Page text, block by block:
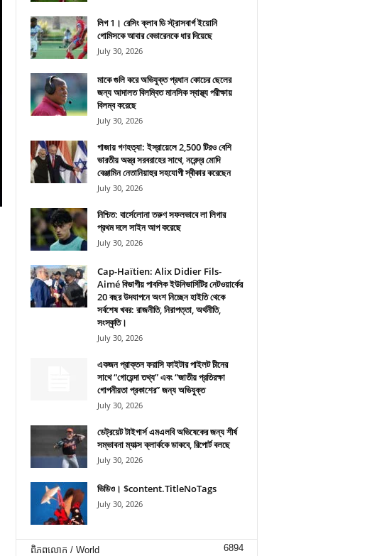
লিগ 1। রেসিং ক্লাব ডি স্ট্রাসবার্গ ইয়োনি
গোমিসকে আবার বেভারেনকে ধার দিয়েছে
July 30, 2026
মাকে গুলি করে অভিযুক্ত প্রধান কোচের ছেলের
জন্য আদালত বিলম্বিত মানসিক স্বাস্থ্য পরীক্ষায়
বিলম্ব করেছে
July 30, 2026
গাজায় গণহত্যা: ইস্রায়েলে 2,500 টিরও বেশি
ভারতীয় অস্ত্র সরবরাহের সাথে, নরেন্দ্র মোদি
বেঞ্জামিন নেতানিয়াহুর সহযোগী স্বীকার করেছেন
July 30, 2026
নিশ্চিত: বার্সেলোনা তরুণ সফলভাবে লা লিগার
প্রথম দলে সাইন আপ করেছে
July 30, 2026
Cap-Haïtien: Alix Didier Fils-
Aimé বিভাগীয় পাবলিক ইউনিভার্সিটির নেটওয়ার্কের
20 বছর উদযাপনে অংশ নিচ্ছেন হাইতি থেকে
সর্বশেষ খবর: রাজনীতি, নিরাপত্তা, অর্থনীতি,
সংস্কৃতি।
July 30, 2026
একজন প্রাক্তন ফরাসি ফাইটার পাইলট চীনের
সাথে “গোয়েন্দা তথ্য” এবং “জাতীয় প্রতিরক্ষা
গোপনীয়তা প্রকাশের” জন্য অভিযুক্ত
July 30, 2026
ডেট্রয়েট টাইগার্স এমএলবি অভিষেকের জন্য শীর্ষ
সম্ভাবনা ম্যাক্স ক্লার্ককে ডাকবে, রিপোর্ট বলছে
July 30, 2026
ভিডিও। $content.TitleNoTags
July 30, 2026
ពិភពលោក / World 6894